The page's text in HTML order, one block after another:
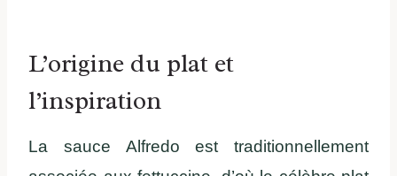
L’origine du plat et
l’inspiration
La sauce Alfredo est traditionnellement